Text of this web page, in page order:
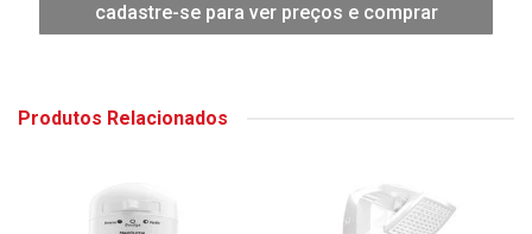
cadastre-se para ver preços e comprar
Produtos Relacionados